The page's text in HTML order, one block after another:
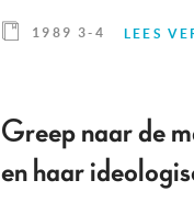
1989 3-4 LEES
Greep naar de
en haar